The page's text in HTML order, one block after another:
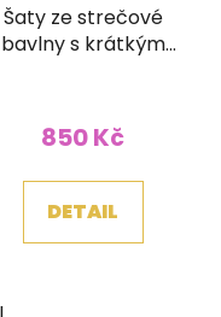
Šaty ze strečové
bavlny s krátkým
850 Kč
DETAIL